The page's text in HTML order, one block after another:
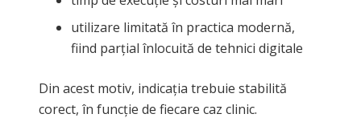
utilizare limitată în practica modernă,
fiind parțial înlocuită de tehnici digitale
Din acest motiv, indicația trebuie stabilită
corect, în funcție de fiecare caz clinic.